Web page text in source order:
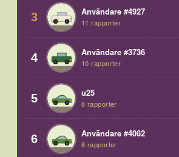
3 Användare #4927
11 rapporter
4 Användare #3736
10 rapporter
5 u25
8 rapporter
6 Användare #4062
8 rapporter